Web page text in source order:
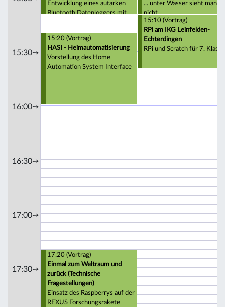
15:30➙
16:00➙
16:30➙
17:00➙
17:30➙
Entwicklung eines autarken
Bluetooth Datenloggers mit
dem Raspberry Pi
... unter Wasser sieht man's
nicht
15:10 (Vortrag)
RPi am IKG Leinfelden-
Echterdingen
RPi und Scratch für 7. Klasse
15:20 (Vortrag)
HASI - Heimautomatisierung
Vorstellung des Home
Automation System Interface
17:20 (Vortrag)
Einmal zum Weltraum und
zurück (Technische
Fragestellungen)
Einsatz des Raspberrys auf der
REXUS Forschungsrakete